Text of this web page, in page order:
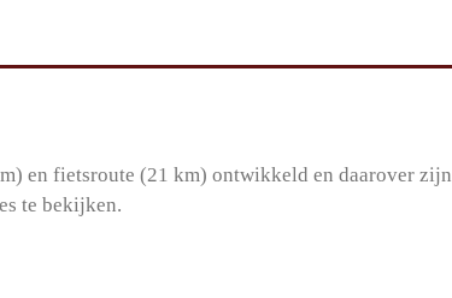
en fietsroute (21 km) ontwikkeld en daarover zijn
te bekijken.